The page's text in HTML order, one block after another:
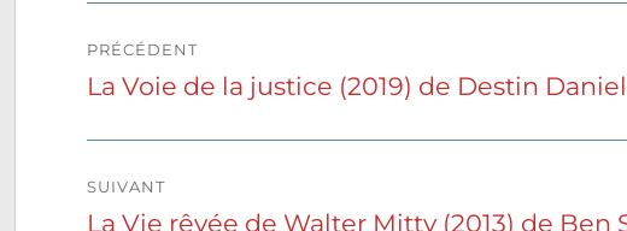
de
PRÉCÉDENT
Publication
La Voie de la justice (2019) de Destin
SUIVANT
Publication
La Vie rêvée de Walter Mitty (2013) de Ben